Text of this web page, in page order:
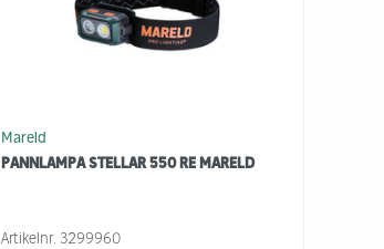
Mareld
PANNLAMPA STELLAR 550 RE MARELD
Artikelnr. 3299960